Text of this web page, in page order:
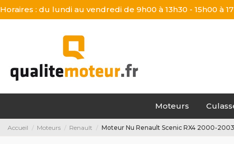
Horaires : du lundi au vendredi de 9h00 à 13h30 - 15h00 à
Moteurs
Accueil Moteurs Renault Moteur Nu Renault Scenic RX4 2000-2003